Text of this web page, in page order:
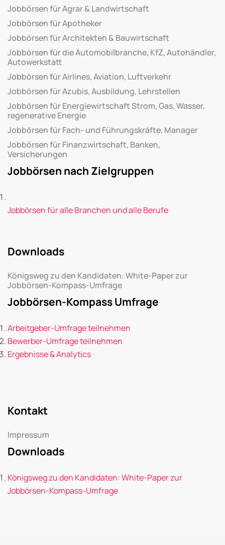
Jobbörsen für Agrar & Landwirtschaft
Jobbörsen für Apotheker
Jobbörsen für Architekten & Bauwirtschaft
Jobbörsen für die Automobilbranche, KfZ, Autohändler,
Autowerkstatt
Jobbörsen für Airlines, Aviation, Luftverkehr
Jobbörsen für Azubis, Ausbildung, Lehrstellen
Jobbörsen für Energiewirtschaft Strom, Gas, Wasser,
regenerative Energie
Jobbörsen für Fach- und Führungskräfte, Manager
Jobbörsen für Finanzwirtschaft, Banken,
Versicherungen
Jobbörsen nach Zielgruppen
Jobbörsen für alle Branchen und alle Berufe
Downloads
Königsweg zu den Kandidaten: White-Paper zur
Jobbörsen-Kompass-Umfrage
Jobbörsen-Kompass Umfrage
Arbeitgeber-Umfrage teilnehmen
Bewerber-Umfrage teilnehmen
Ergebnisse & Analytics
Kontakt
Impressum
Downloads
Königsweg zu den Kandidaten: White-Paper zur
Jobbörsen-Kompass-Umfrage